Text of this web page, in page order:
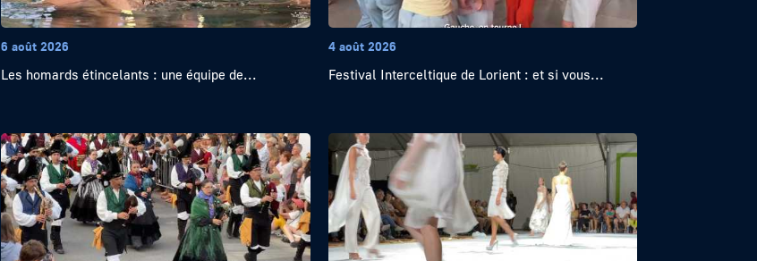
6 août 2026
Les homards étincelants : une équipe de...
4 août 2026
Festival Interceltique de Lorient : et si vous...